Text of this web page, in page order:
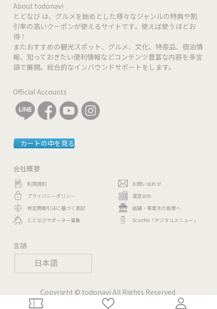
日本語
About todonavi
とどなび は、グルメを始めとした様々なジャンルの特典や割
引率の高いクーポンが使えるサイトです。使えば使うほどお
得！
またおすすめの観光スポット、グルメ、文化、特産品、宿泊情
報、知っておきたい便利情報などコンテンツ豊富な内容を多言
語で展開。総合的なインバウンドサポートをします。
Official Accounts
カートの中を見る
会社概要
利用規約
プライバシーポリシー
特定商取引法に基づく表記
とどなびサポーター募集
お問い合わせ
運営会社
店舗・事業主の皆様へ
ScanMe「デジタルメニュー」
言語
Copyright © todonavi All Rights Reserved.